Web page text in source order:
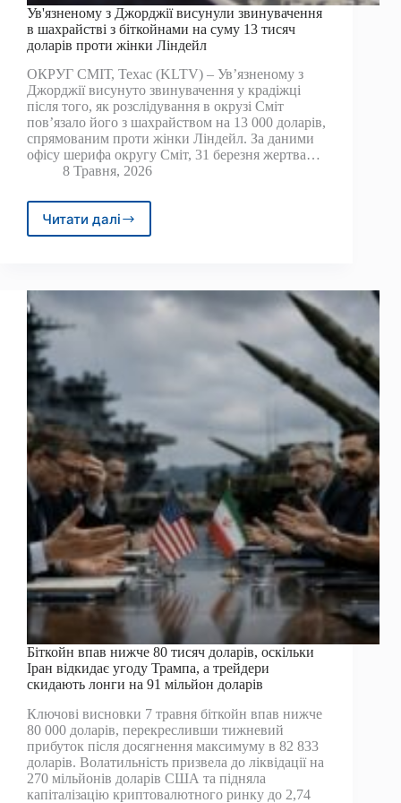
Ув'язненому з Джорджії висунули звинувачення
в шахрайстві з біткойнами на суму 13 тисяч
доларів проти жінки Ліндейл
ОКРУГ СМІТ, Техас (KLTV) – Ув’язненому з
Джорджії висунуто звинувачення у крадіжці
після того, як розслідування в окрузі Сміт
пов’язало його з шахрайством на 13 000 доларів,
спрямованим проти жінки Ліндейл. За даними
офісу шерифа округу Сміт, 31 березня жертва…
8 Травня, 2026
Читати даліУв'язненому
звинувачення
в
на
суму
13
тисяч
доларів
проти
жінки
Ліндейл
Біткойн впав нижче 80 тисяч доларів, оскільки
Іран відкидає угоду Трампа, а трейдери
скидають лонги на 91 мільйон доларів
Ключові висновки 7 травня біткойн впав нижче
80 000 доларів, перекресливши тижневий
прибуток після досягнення максимуму в 82 833
доларів. Волатильність призвела до ліквідації на
270 мільйонів доларів США та підняла
капіталізацію криптовалютного ринку до 2,74